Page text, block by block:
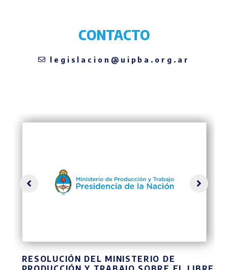
CONTACTO
legislacion@uipba.org.ar
DEL MINISTERIO DE